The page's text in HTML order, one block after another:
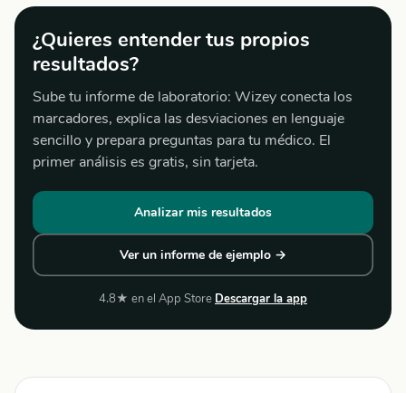
¿Quieres entender tus propios
resultados?
Sube tu informe de laboratorio: Wizey conecta los
marcadores, explica las desviaciones en lenguaje
sencillo y prepara preguntas para tu médico. El
primer análisis es gratis, sin tarjeta.
Analizar mis resultados
Ver un informe de ejemplo →
4.8★ en el App Store Descargar la app